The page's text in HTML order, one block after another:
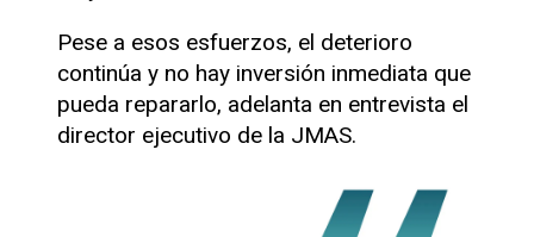
Pese a esos esfuerzos, el deterioro
continúa y no hay inversión inmediata que
pueda repararlo, adelanta en entrevista el
director ejecutivo de la JMAS.